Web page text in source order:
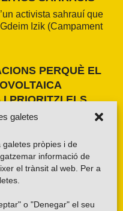
galetes
galetes pròpies i de
informació de
el trànsit al web. Per a
o "Denegar" el seu
activista sahrauí que
Izik (Campament
PERQUÈ EL
I PRIORITZI ELS
amb una proposta
fet a la demarcació
els criteris a tot el
per una Transició